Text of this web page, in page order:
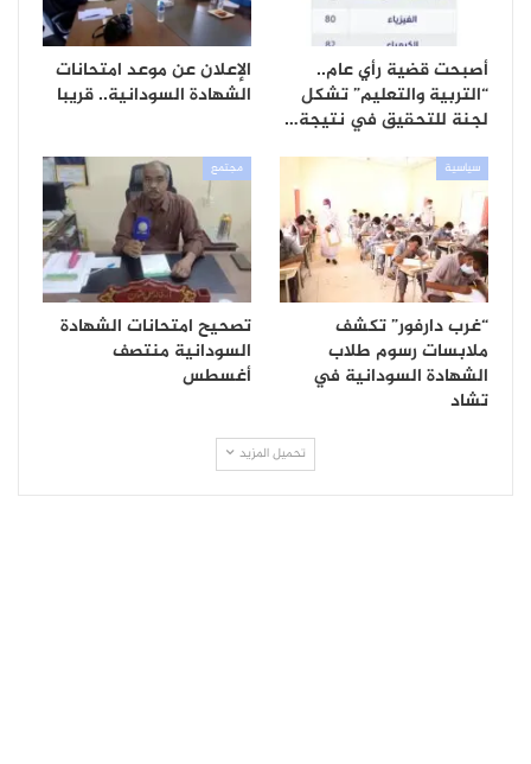
أصبحت قضية رأي عام..
“التربية والتعليم” تشكل
لجنة للتحقيق في نتيجة…
الإعلان عن موعد امتحانات
الشهادة السودانية.. قريبا
سياسية
“غرب دارفور” تكشف
ملابسات رسوم طلاب
الشهادة السودانية في
تشاد
مجتمع
تصحيح امتحانات الشهادة
السودانية منتصف
أغسطس
تحميل المزيد